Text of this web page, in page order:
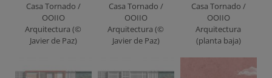
Casa Tornado /
OOIIO
Arquitectura (©
Javier de Paz)
Casa Tornado /
OOIIO
Arquitectura (©
Javier de Paz)
Casa Tornado /
OOIIO
Arquitectura
(planta baja)